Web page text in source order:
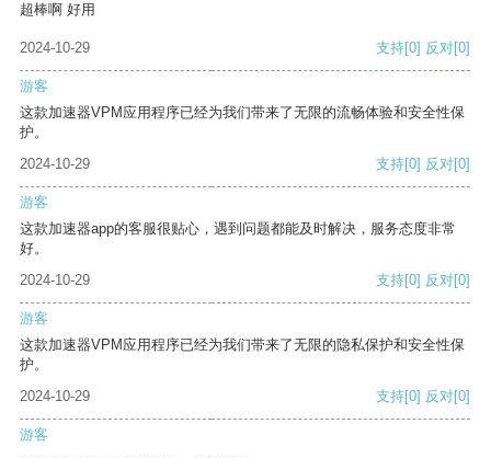
超棒啊 好用
2024-10-29 支持[0] 反对[0]
游客
这款加速器VPM应用程序已经为我们带来了无限的流畅体验和安全性保
护。
2024-10-29
支持[0] 反对[0]
游客
这款加速器app的客服很贴心，遇到问题都能及时解决，服务态度非常
好。
2024-10-29
支持[0] 反对[0]
游客
这款加速器VPM应用程序已经为我们带来了无限的隐私保护和安全性保
护。
2024-10-29
支持[0] 反对[0]
游客